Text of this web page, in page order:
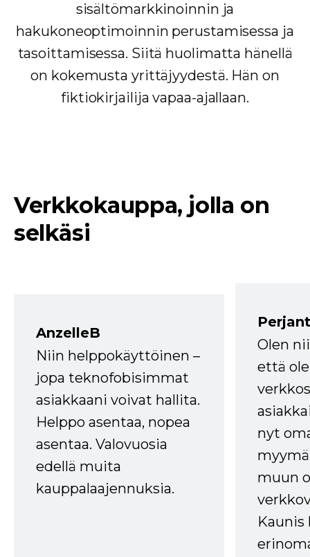
sisältömarkkinoinnin ja
hakukoneoptimoinnin perustamisessa ja
tasoittamisessa. Siitä huolimatta hänellä
on kokemusta yrittäjyydestä. Hän on
fiktiokirjailija vapaa-ajallaan.
Verkkokauppa, jolla on
selkäsi
AnzelleB
Niin helppokäyttöinen –
jopa teknofobisimmat
asiakkaani voivat hallita.
Helppo asentaa, nopea
asentaa. Valovuosia
edellä muita
kauppalaajennuksia.
Olen
että
nyt
muun
Kaunis